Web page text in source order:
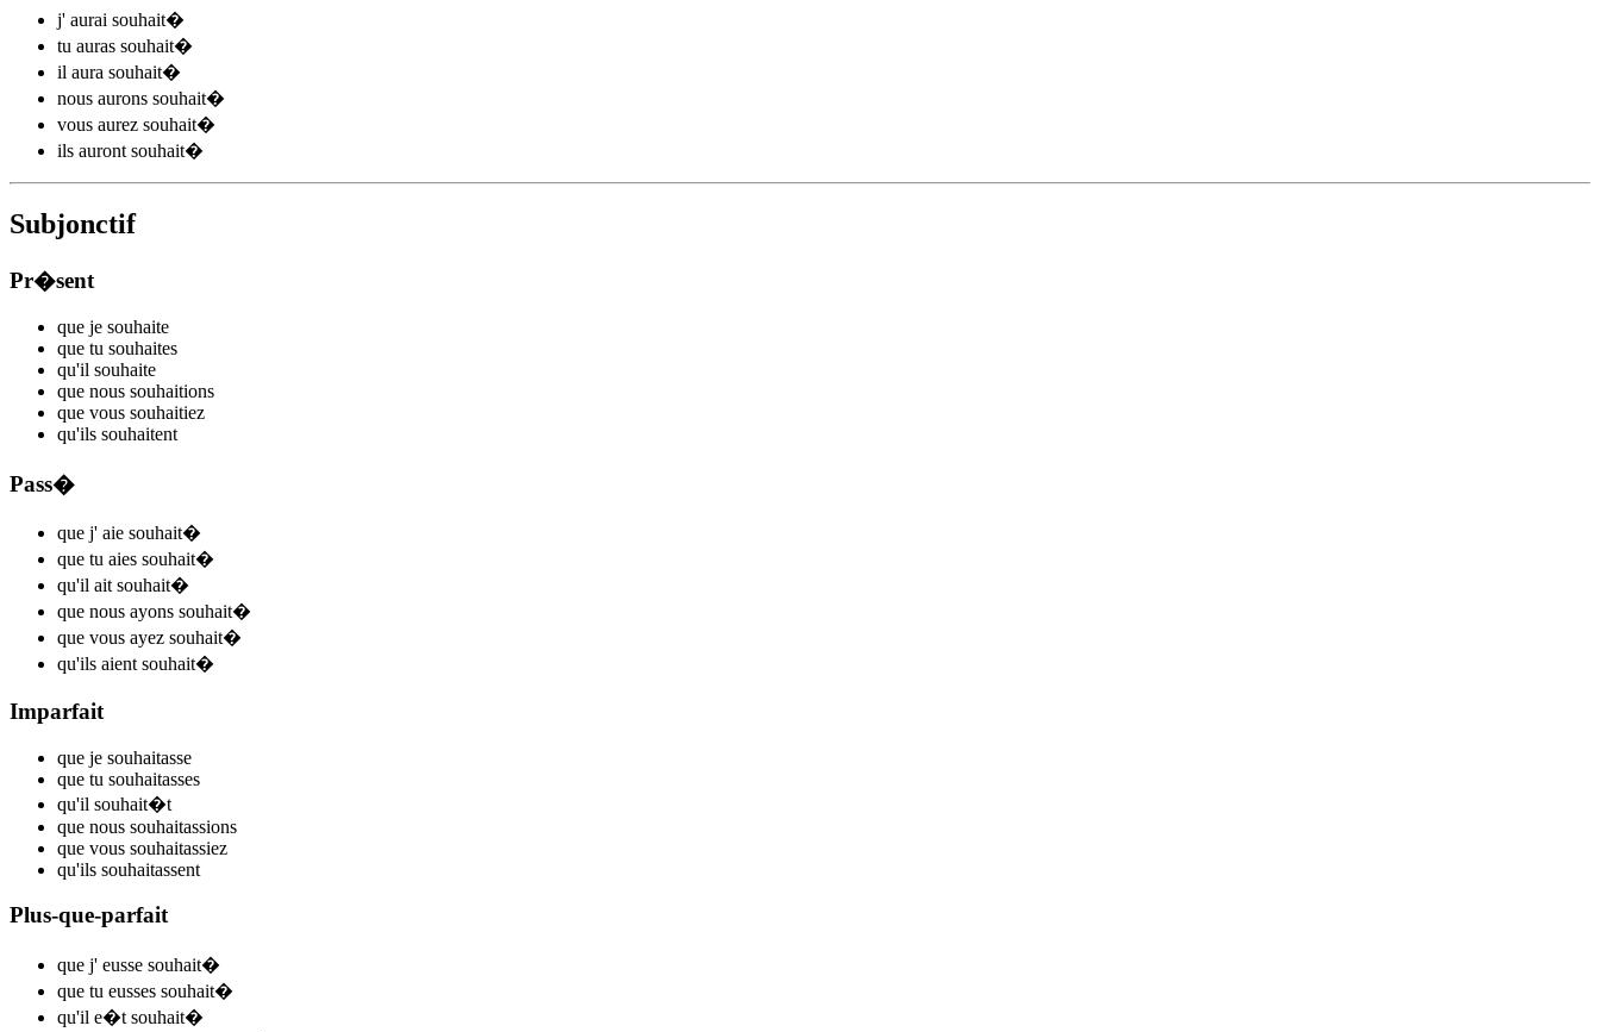
j' aurai souhait�
tu auras souhait�
il aura souhait�
nous aurons souhait�
vous aurez souhait�
ils auront souhait�
Subjonctif
Pr�sent
que je souhaite
que tu souhaites
qu'il souhaite
que nous souhaitions
que vous souhaitiez
qu'ils souhaitent
Pass�
que j' aie souhait�
que tu aies souhait�
qu'il ait souhait�
que nous ayons souhait�
que vous ayez souhait�
qu'ils aient souhait�
Imparfait
que je souhaitasse
que tu souhaitasses
qu'il souhait�t
que nous souhaitassions
que vous souhaitassiez
qu'ils souhaitassent
Plus-que-parfait
que j' eusse souhait�
que tu eusses souhait�
qu'il e�t souhait�